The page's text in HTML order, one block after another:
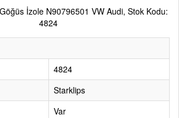
İzole N90796501 VW Audi, Stok Kodu:
4824
4824
Starklips
Var